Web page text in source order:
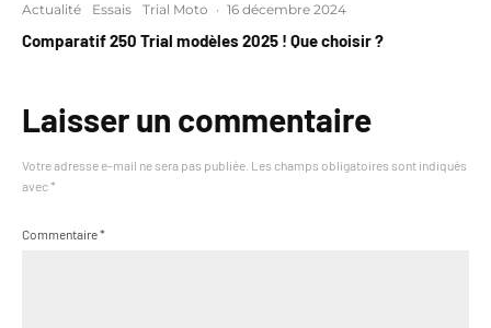
Actualité Essais Trial Moto · 16 décembre 2024
Comparatif 250 Trial modèles 2025 ! Que choisir ?
Laisser un commentaire
Votre adresse e-mail ne sera pas publiée. Les champs obligatoires sont indiqués
avec *
Commentaire*